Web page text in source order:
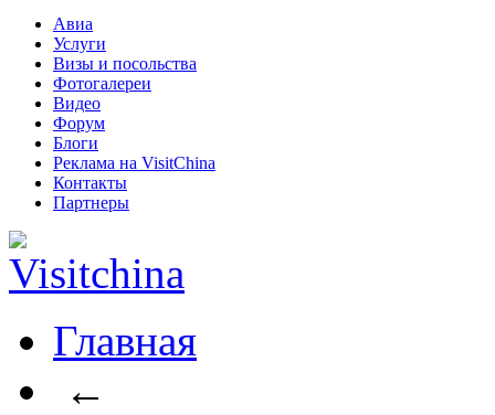
Авиа
Услуги
Визы и посольства
Фотогалереи
Видео
Форум
Блоги
Реклама на VisitChina
Контакты
Партнеры
Главная
←